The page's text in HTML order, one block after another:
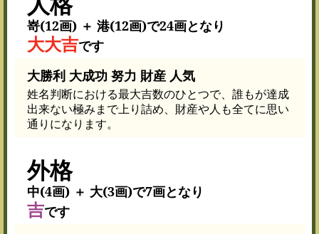
嵜(12画) ＋ 港(12画)で24画となり
大大吉です
大勝利 大成功 努力 財産 人気
姓名判断における最大吉数のひとつで、誰もが達成
出来ない極みまで上り詰め、財産や人も全てに思い
通りになります。
外格
中(4画) ＋ 大(3画)で7画となり
吉です